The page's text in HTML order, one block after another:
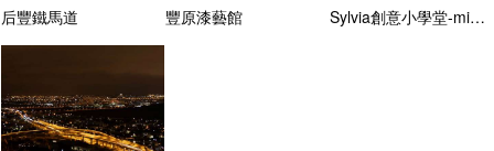
后豐鐵馬道 豐原漆藝館 Sylvia創意小學堂-miniCNC雕刻體驗館